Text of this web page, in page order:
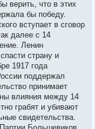
верить, что в этих
бы победу.
вступает в сговор
далее с 14
Ленин
страну и
1917 года
поддержал
принимает
влияния между 14
грабят и убивают
свидетельства.